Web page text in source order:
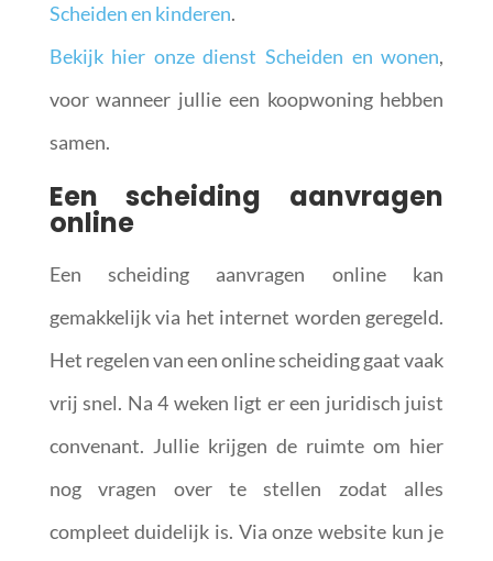
Scheiden en kinderen.
Bekijk hier onze dienst Scheiden en wonen,
voor wanneer jullie een koopwoning hebben
samen.
Een scheiding aanvragen
online
Een scheiding aanvragen online kan
gemakkelijk via het internet worden geregeld.
Het regelen van een online scheiding gaat vaak
vrij snel. Na 4 weken ligt er een juridisch juist
convenant. Jullie krijgen de ruimte om hier
nog vragen over te stellen zodat alles
compleet duidelijk is. Via onze website kun je